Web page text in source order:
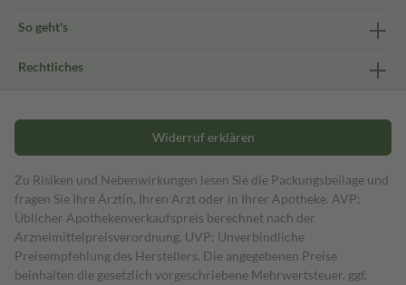
So geht's
Rechtliches
Widerruf erklären
Zu Risiken und Nebenwirkungen lesen Sie die Packungsbeilage und
fragen Sie Ihre Ärztin, Ihren Arzt oder in Ihrer Apotheke. AVP:
Üblicher Apothekenverkaufspreis berechnet nach der
Arzneimittelpreisverordnung. UVP: Unverbindliche
Preisempfehlung des Herstellers. Die angegebenen Preise
beinhalten die gesetzlich vorgeschriebene Mehrwertsteuer, ggf.